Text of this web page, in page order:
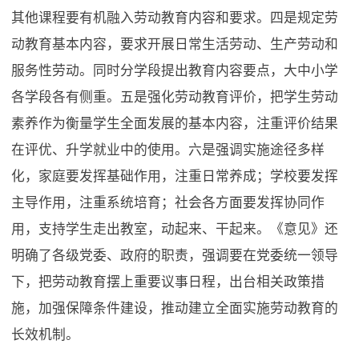
其他课程要有机融入劳动教育内容和要求。四是规定劳
动教育基本内容，要求开展日常生活劳动、生产劳动和
服务性劳动。同时分学段提出教育内容要点，大中小学
各学段各有侧重。五是强化劳动教育评价，把学生劳动
素养作为衡量学生全面发展的基本内容，注重评价结果
在评优、升学就业中的使用。六是强调实施途径多样
化，家庭要发挥基础作用，注重日常养成；学校要发挥
主导作用，注重系统培育；社会各方面要发挥协同作
用，支持学生走出教室，动起来、干起来。《意见》还
明确了各级党委、政府的职责，强调要在党委统一领导
下，把劳动教育摆上重要议事日程，出台相关政策措
施，加强保障条件建设，推动建立全面实施劳动教育的
长效机制。